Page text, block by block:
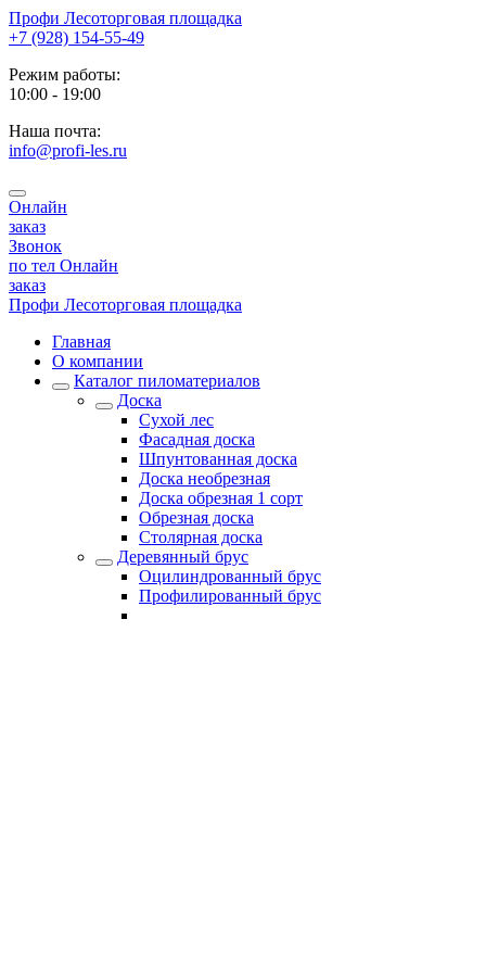
Профи Лесоторговая площадка
+7 (928) 154-55-49
Режим работы:
10:00 - 19:00
Наша почта:
info@profi-les.ru
Онлайн
заказ
Звонок
по тел Онлайн
заказ
Профи Лесоторговая площадка
Главная
О компании
Каталог пиломатериалов
Доска
Сухой лес
Фасадная доска
Шпунтованная доска
Доска необрезная
Доска обрезная 1 сорт
Обрезная доска
Столярная доска
Деревянный брус
Оцилиндрованный брус
Профилированный брус